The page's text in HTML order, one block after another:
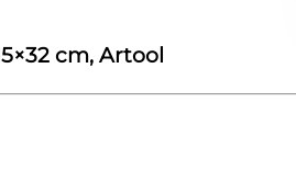
protectie
cm, Artool